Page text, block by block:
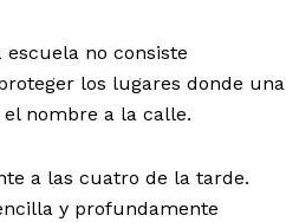
no consiste
los lugares donde una
nombre a la calle.
a las cuatro de la tarde.
y profundamente